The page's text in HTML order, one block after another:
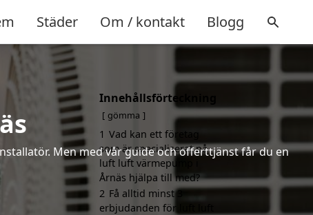
Städer Om / kontakt Blogg
Men med vår guide och offerttjänst får du en
Innehållsförteckning
gömma
1 Vad kan ett företag
som är specialiserat på
luft luft värmepump i
Årnäs hjälpa till med?
2 Få alltid minst 3
erbjudanden för luft luft